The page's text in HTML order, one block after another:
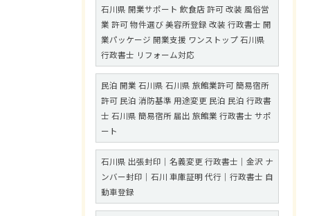
石川県 開業サポート 飲食店 許可 改装 風俗営
業 許可 物件選び 美容所登録 改装 行政書士 開
業パッケージ 開業支援 ワンストップ 石川県
行政書士 リフォーム対応
民泊 開業 石川県 石川県 旅館業許可 簡易宿所
許可 民泊 消防基準 用途変更 民泊 民泊 行政書
士 石川県 簡易宿所 届出 旅館業 行政書士 サポ
ート
石川県 出張封印｜名義変更 行政書士｜金沢 ナ
ンバー封印｜石川 車庫証明 代行｜行政書士 自
動車登録